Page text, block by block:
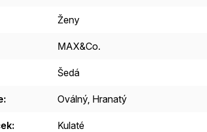
Ženy
MAX&Co.
Šedá
: Oválný, Hranatý
: Kulaté